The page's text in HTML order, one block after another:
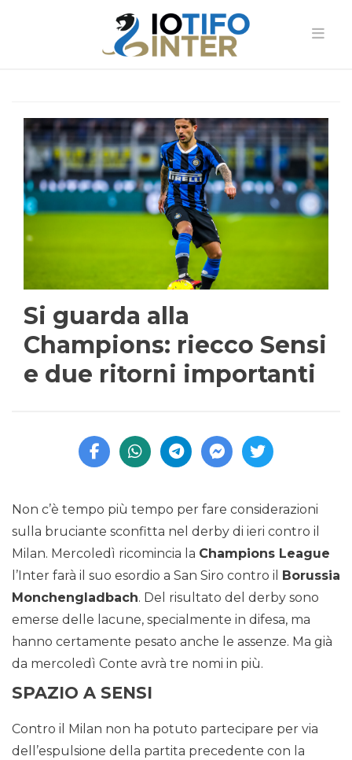
Si guarda alla
Champions: riecco Sensi
e due ritorni importanti
Non c’è tempo più tempo per fare considerazioni
sulla bruciante sconfitta nel derby di ieri contro il
Milan. Mercoledì ricomincia la Champions League
l’Inter farà il suo esordio a San Siro contro il Borussia
Monchengladbach. Del risultato del derby sono
emerse delle lacune, specialmente in difesa, ma
hanno certamente pesato anche le assenze. Ma già
da mercoledì Conte avrà tre nomi in più.
SPAZIO A SENSI
Contro il Milan non ha potuto partecipare per via
dell’espulsione della partita precedente con la